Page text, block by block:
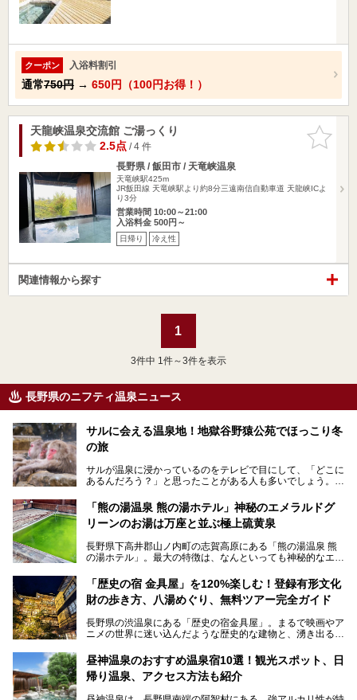
クーポン 入浴料割引
通常750円 → 650円（100円お得！）
お気に入
りに追加
天龍峡温泉交流館 ご湯っくり
2.5点/ 4 件
長野県 / 飯田市 / 天竜峡温泉
天竜峡駅425m
JR飯田線 天竜峡駅より約8分三遠南信自動車道 天龍峡ICよ
り3分
営業時間 10:00～21:00
入浴料金 500円～
日帰り 冷え性
関連情報から探す
1
3件中 1件～3件を表示
長野県のニフティ温泉ニュース
サルに会える温泉地！地獄谷野猿公苑でほっこり冬
の旅
サルが温泉に浸かっているのをテレビで目にして、「どこに
あるんだろう？」と思ったことがある人も多いでしょう。
この微笑ましい光景は、長野県にある「地獄谷野猿公苑」で
見られるもので、野生のサルが雪景色の中で温泉に浸かる姿
を間近で観察できます。
本記事では、地獄谷野猿公苑の魅力や見どころ、サルと温泉
との関係性、地獄谷周辺の観光スポットについて紹介しま
ので、野生のサルを観察する貴重な自然体験と温泉をあわせ
て楽しみたい人は、ぜひ参考にしてください。
「熊の湯温泉 熊の湯ホテル」神秘のエメラルドグ
リーンのお湯は万座と並ぶ極上硫黄泉
長野県下高井郡山ノ内町の志賀高原にある「熊の湯温泉 熊
の湯ホテル」。最大の特徴は、なんといっても神秘的なエメ
リピートするファンも多い温泉です。冬はスキーと一緒に楽
しみたい極上の温泉を紹介します。
「歴史の宿 金具屋」を120%楽しむ！登録有形文化
財の歩き方、八湯めぐり、無料ツアー完全ガイド
長野県の渋温泉にある「歴史の宿金具屋」。まるで映画やア
ニメの世界に迷い込んだような歴史的な建物と、湧き出る温
を隅々まで楽しみたいですよね。この記事では、金具屋での
滞在を最高の思い出にするための「楽しみ方」を徹底的にご
紹介します！
昼神温泉のおすすめ温泉宿10選！観光スポット、日
帰り温泉、アクセス方法も紹介